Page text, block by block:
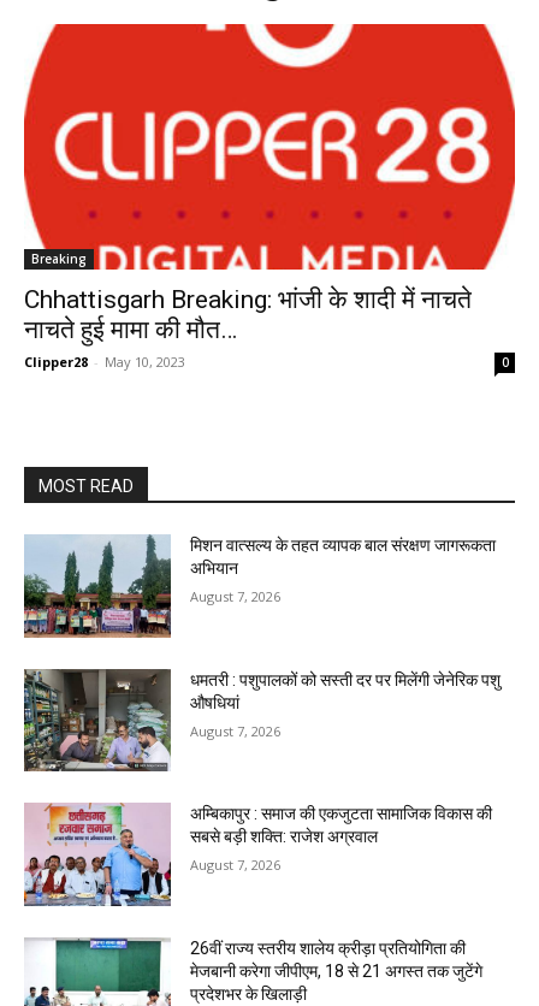
Breaking
Chhattisgarh Breaking: भांजी के शादी में नाचते
नाचते हुई मामा की मौत…
Clipper28 - May 10, 2023 0
MOST READ
मिशन वात्सल्य के तहत व्यापक बाल संरक्षण जागरूकता
अभियान
August 7, 2026
धमतरी : पशुपालकों को सस्ती दर पर मिलेंगी जेनेरिक पशु
औषधियां
August 7, 2026
अम्बिकापुर : समाज की एकजुटता सामाजिक विकास की
सबसे बड़ी शक्ति: राजेश अग्रवाल
August 7, 2026
26वीं राज्य स्तरीय शालेय क्रीड़ा प्रतियोगिता की
मेजबानी करेगा जीपीएम, 18 से 21 अगस्त तक जुटेंगे
प्रदेशभर के खिलाड़ी